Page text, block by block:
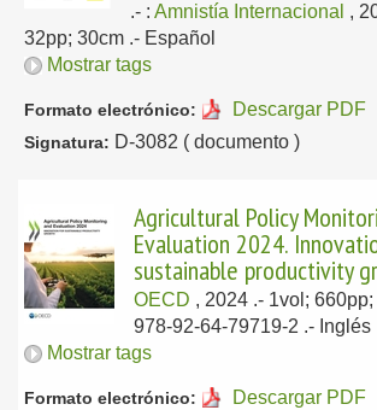
.- : Amnistía Internacional ,
32pp; 30cm .- Español
Mostrar tags
Formato electrónico: Descargar PDF
Signatura: D-3082 ( documento )
Agricultural Policy
Evaluation 2024.
sustainable productivity
OECD , 2024 .- 1vol;
978-92-64-79719-2 .- Inglés
Mostrar tags
Formato electrónico: Descargar PDF